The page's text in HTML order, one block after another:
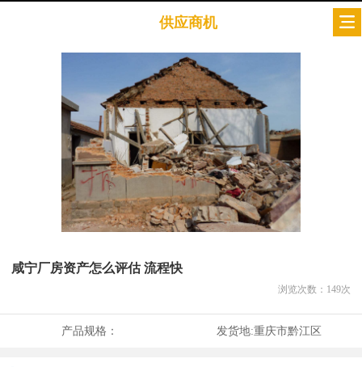
供应商机
咸宁厂房资产怎么评估 流程快
浏览次数： 149次
产品规格： 发货地:重庆市黔江区